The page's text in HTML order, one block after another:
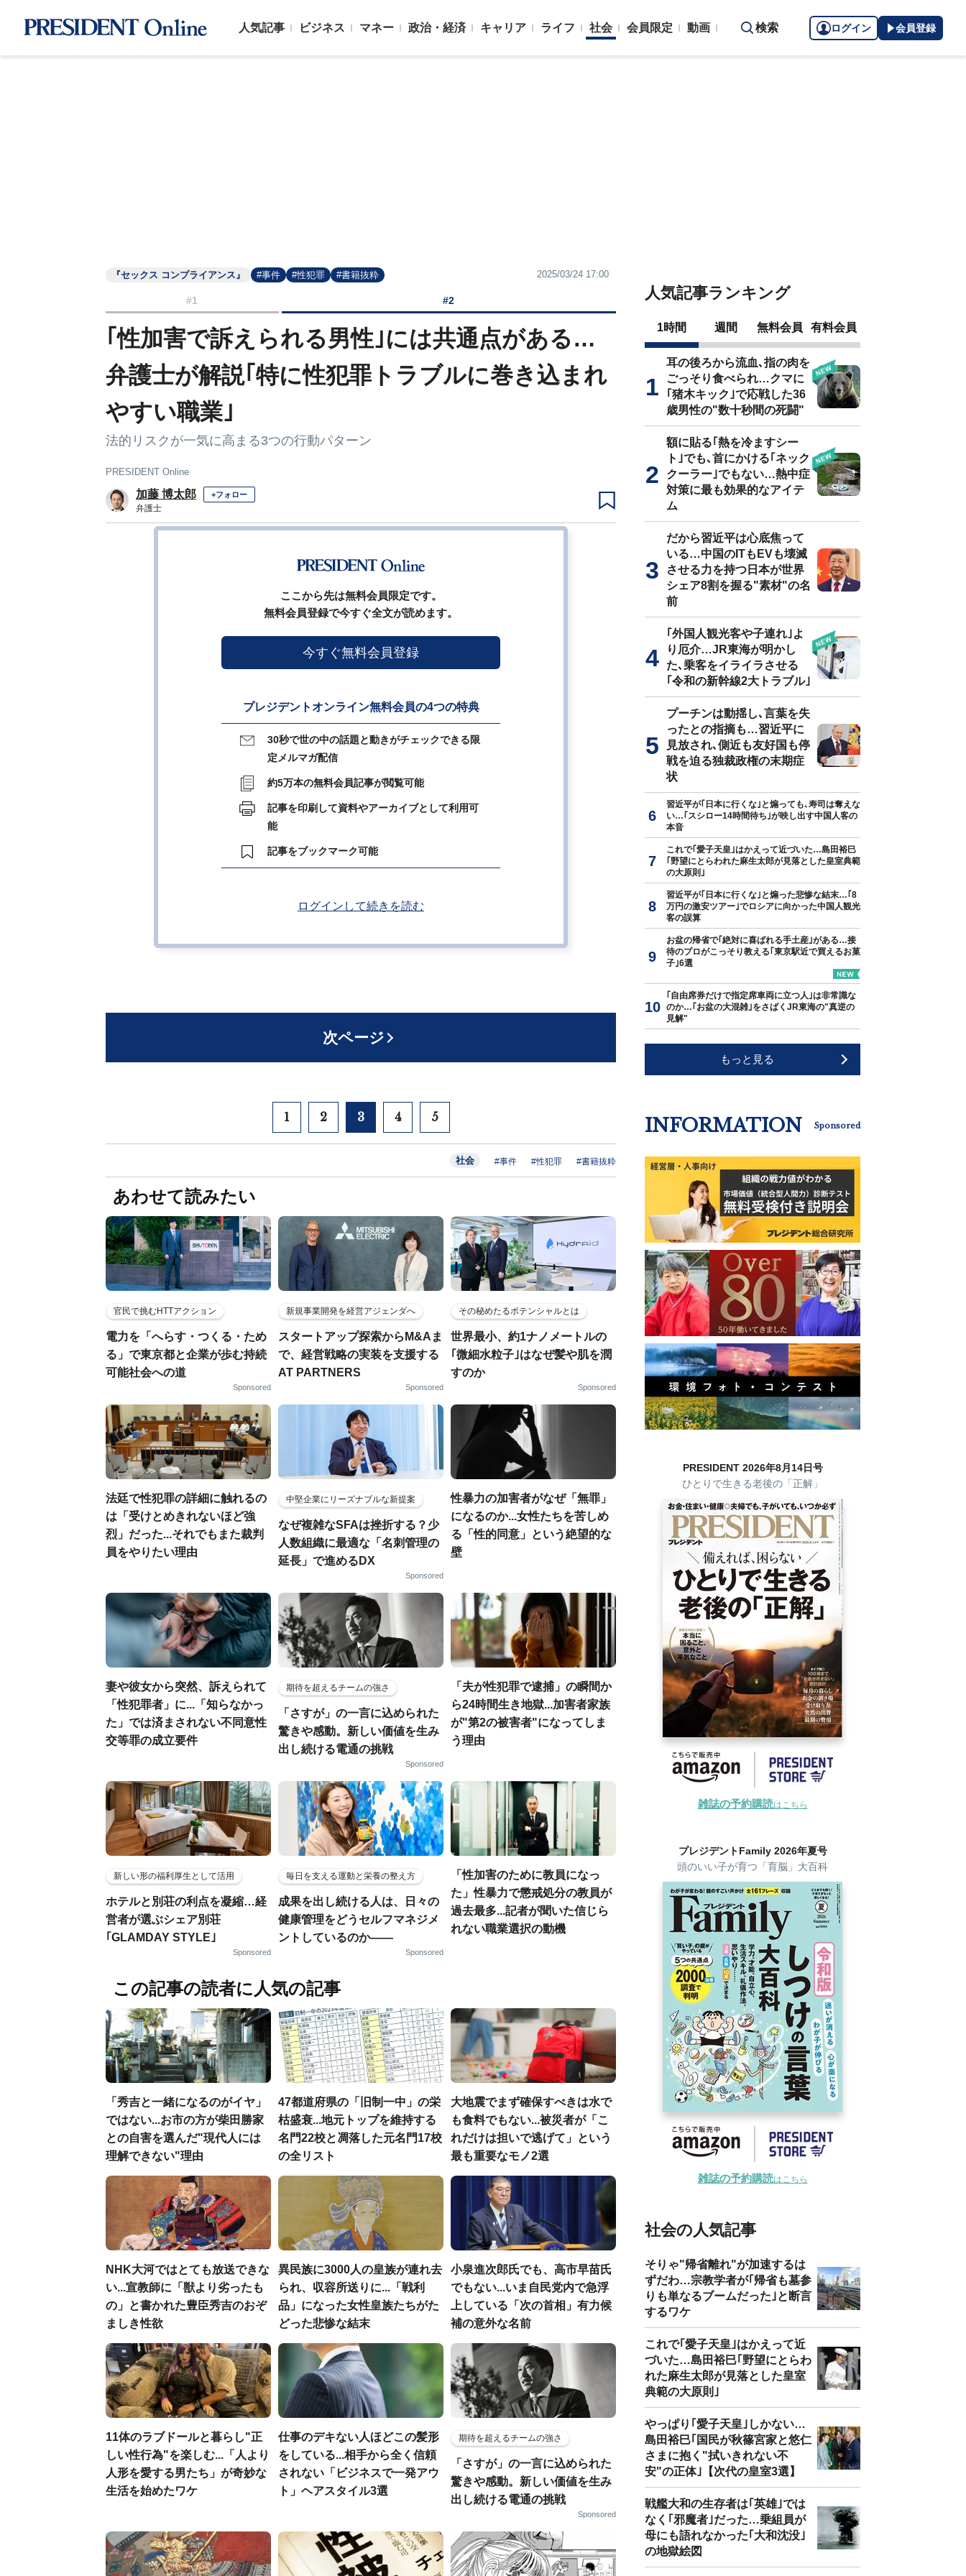
人気記事 ビジネス マネー 政治・経済 キャリア ライフ 社会 会員限定 動画 検索 ログイン 会員登録
『セックス コンプライアンス』 #事件 #性犯罪 #書籍抜粋 2025/03/24 17:00
#1 #2
｢性加害で訴えられる男性｣には共通点がある…
弁護士が解説｢特に性犯罪トラブルに巻き込まれ
やすい職業｣
法的リスクが一気に高まる3つの行動パターン
PRESIDENT Online
加藤 博太郎 +フォロー
弁護士
ここから先は無料会員限定です。
無料会員登録で今すぐ全文が読めます。
今すぐ無料会員登録
プレジデントオンライン無料会員の4つの特典
30秒で世の中の話題と動きがチェックできる限
定メルマガ配信
約5万本の無料会員記事が閲覧可能
記事を印刷して資料やアーカイブとして利用可
能
記事をブックマーク可能
ログインして続きを読む
次ページ
1 2 3 4 5
社会 #事件 #性犯罪 #書籍抜粋
あわせて読みたい
官民で挑むHTTアクション
電力を「へらす・つくる・ため
る」で東京都と企業が歩む持続
可能社会への道
Sponsored
新規事業開発を経営アジェンダへ
スタートアップ探索からM&Aま
で、経営戦略の実装を支援する
AT PARTNERS
Sponsored
その秘めたるポテンシャルとは
世界最小、約1ナノメートルの
｢微細水粒子｣はなぜ髪や肌を潤
すのか
Sponsored
法廷で性犯罪の詳細に触れるの
は「受けとめきれないほど強
烈」だった...それでもまた裁判
員をやりたい理由
中堅企業にリーズナブルな新提案
なぜ複雑なSFAは挫折する？少
人数組織に最適な「名刺管理の
延長」で進めるDX
Sponsored
性暴力の加害者がなぜ「無罪」
になるのか...女性たちを苦しめ
る「性的同意」という絶望的な
壁
妻や彼女から突然、訴えられて
「性犯罪者」に...「知らなかっ
た」では済まされない不同意性
交等罪の成立要件
期待を超えるチームの強さ
「さすが」の一言に込められた
驚きや感動。新しい価値を生み
出し続ける電通の挑戦
Sponsored
「夫が性犯罪で逮捕」の瞬間か
ら24時間生き地獄...加害者家族
が"第2の被害者"になってしま
う理由
新しい形の福利厚生として活用
ホテルと別荘の利点を凝縮…経
営者が選ぶシェア別荘
｢GLAMDAY STYLE｣
Sponsored
毎日を支える運動と栄養の整え方
成果を出し続ける人は、日々の
健康管理をどうセルフマネジメ
ントしているのか——
Sponsored
「性加害のために教員になっ
た」性暴力で懲戒処分の教員が
過去最多...記者が聞いた信じら
れない職業選択の動機
この記事の読者に人気の記事
「秀吉と一緒になるのがイヤ」
ではない...お市の方が柴田勝家
との自害を選んだ"現代人には
理解できない"理由
47都道府県の「旧制一中」の栄
枯盛衰...地元トップを維持する
名門22校と凋落した元名門17校
の全リスト
大地震でまず確保すべきは水で
も食料でもない...被災者が「こ
れだけは担いで逃げて」という
最も重要なモノ2選
NHK大河ではとても放送できな
い...宣教師に「獣より劣ったも
の」と書かれた豊臣秀吉のおぞ
ましき性欲
異民族に3000人の皇族が連れ去
られ、収容所送りに...「戦利
品」になった女性皇族たちがた
どった悲惨な結末
小泉進次郎氏でも、高市早苗氏
でもない...いま自民党内で急浮
上している「次の首相」有力候
補の意外な名前
11体のラブドールと暮らし"正
しい性行為"を楽しむ...「人より
人形を愛する男たち」が奇妙な
生活を始めたワケ
仕事のデキない人ほどこの髪形
をしている...相手から全く信頼
されない「ビジネスで一発アウ
ト」ヘアスタイル3選
期待を超えるチームの強さ
「さすが」の一言に込められた
驚きや感動。新しい価値を生み
出し続ける電通の挑戦
Sponsored
人気記事ランキング
1時間 週間 無料会員 有料会員
耳の後ろから流血､指の肉を
ごっそり食べられ…クマに
｢猪木キック｣で応戦した36
歳男性の"数十秒間の死闘"
額に貼る｢熱を冷ますシー
ト｣でも､首にかける｢ネック
クーラー｣でもない…熱中症
対策に最も効果的なアイテ
ム
だから習近平は心底焦って
いる…中国のITもEVも壊滅
させる力を持つ日本が世界
シェア8割を握る"素材"の名
前
｢外国人観光客や子連れ｣よ
り厄介…JR東海が明かし
た､乗客をイライラさせる
｢令和の新幹線2大トラブル｣
プーチンは動揺し､言葉を失
ったとの指摘も…習近平に
見放され､側近も友好国も停
戦を迫る独裁政権の末期症
状
習近平が｢日本に行くな｣と煽っても､寿司は奪えな
い…｢スシロー14時間待ち｣が映し出す中国人客の
本音
これで｢愛子天皇｣はかえって近づいた…島田裕巳
｢野望にとらわれた麻生太郎が見落とした皇室典範
の大原則｣
習近平が｢日本に行くな｣と煽った悲惨な結末…｢8
万円の激安ツアー｣でロシアに向かった中国人観光
客の誤算
お盆の帰省で｢絶対に喜ばれる手土産｣がある…接
待のプロがこっそり教える｢東京駅近で買えるお菓
子｣6選
｢自由席券だけで指定席車両に立つ人｣は非常識な
のか…｢お盆の大混雑｣をさばくJR東海の"真逆の
見解"
もっと見る
INFORMATION Sponsored
PRESIDENT 2026年8月14日号
ひとりで生きる老後の「正解」
雑誌の予約購読はこちら
プレジデントFamily 2026年夏号
頭のいい子が育つ「育脳」大百科
雑誌の予約購読はこちら
社会の人気記事
そりゃ"帰省離れ"が加速するは
ずだわ…宗教学者が｢帰省も墓参
りも単なるブームだった｣と断言
するワケ
これで｢愛子天皇｣はかえって近
づいた…島田裕巳｢野望にとらわ
れた麻生太郎が見落とした皇室
典範の大原則｣
やっぱり｢愛子天皇｣しかない…
島田裕巳｢国民が秋篠宮家と悠仁
さまに抱く"拭いきれない不
安"の正体｣【次代の皇室3選】
戦艦大和の生存者は｢英雄｣では
なく｢邪魔者｣だった…乗組員が
母にも語れなかった｢大和沈没｣
の地獄絵図